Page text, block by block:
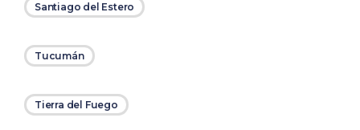
Santiago del Estero
Tucumán
Tierra del Fuego